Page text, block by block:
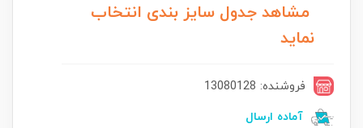
مشاهد جدول سایز بندی انتخاب
نماید
فروشنده: 13080128
آماده ارسال